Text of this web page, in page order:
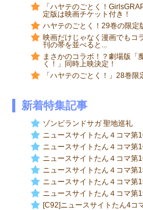
「ハヤテのごとく！
定版は映画チケット付き！
ハヤテのごとく！29巻の限定
映画だけじゃなく漫画でもコ
刊の帯を並べると...
まさかのコラボ！？劇場版「
く！」同時上映決定！
「ハヤテのごとく！」28巻
新着特集記事
ゾンビランドサガ 聖地巡礼
ニュースサイトたん４コマ第
ニュースサイトたん４コマ第
ニュースサイトたん４コマ第
ニュースサイトたん４コマ第
ニュースサイトたん４コマ第
ニュースサイトたん４コマ第
[C92]ニュースサイトたん4コ